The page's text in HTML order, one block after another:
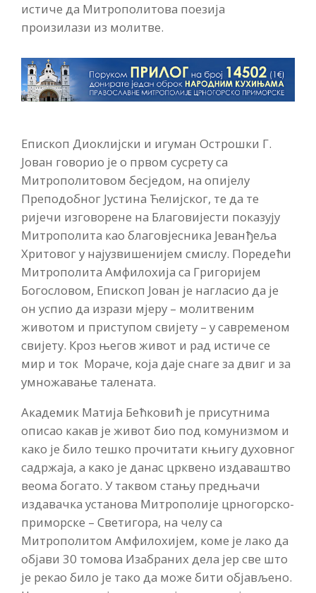
истиче да Митрополитова поезија
произилази из молитве.
Епископ Диоклијски и игуман Острошки Г.
Јован говорио је о првом сусрету са
Митрополитовом бесједом, на опијелу
Преподобног Јустина Ћелијског, те да те
ријечи изговорене на Благовијести показују
Митрополита као благовјесника Јеванђеља
Хритовог у најузвишенијем смислу. Поредећи
Митрополита Амфилохија са Григоријем
Богословом, Епископ Јован је нагласио да је
он успио да изрази мјеру – молитвеним
животом и приступом свијету – у савременом
свијету. Кроз његов живот и рад истиче се
мир и ток Мораче, која даје снаге за двиг и за
умножавање талената.
Академик Матија Бећковић је присутнима
описао какав је живот био под комунизмом и
како је било тешко прочитати књигу духовног
садржаја, а како је данас црквено издаваштво
веома богато. У таквом стању предњачи
издавачка установа Митрополије црногорско-
приморске – Светигора, на челу са
Митрополитом Амфилохијем, коме је лако да
објави 30 томова Изабраних дела јер све што
је рекао било је тако да може бити објављено.